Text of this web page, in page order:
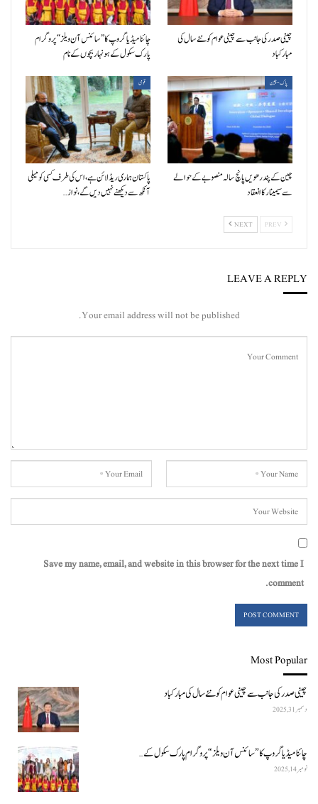
چینی صدر کی جانب سے چینی عوام کو نئے سال کی
مبارکباد
چائنا میڈیا گروپ کا ”سائنس آن ویلز“ پروگرام
پارک سکول کے ہونہار بچوں کے نام
پاک-چین
چین کے پندرھویں پانچ سالہ منصوبے کے حوالے
سے سیمینار کا انعقاد
قومی
پاکستان ہماری ریڈ لائن ہے، اس کی طرف کسی کو میلی
آنکھ سے دیکھنے نہیں دیں گے، نواز…
NEXT
LEAVE A REPLY
Your email address will not be published.
Save my name, email, and website in this browser for the next time I
comment.
Most Popular
چینی صدر کی جانب سے چینی عوام کو نئے سال کی مبارکباد
دسمبر 31, 2025
چائنا میڈیا گروپ کا ”سائنس آن ویلز“ پروگرام پارک سکول کے…
نومبر 14, 2025